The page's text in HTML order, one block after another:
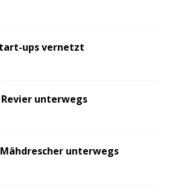
ups vernetzt
unterwegs
unterwegs